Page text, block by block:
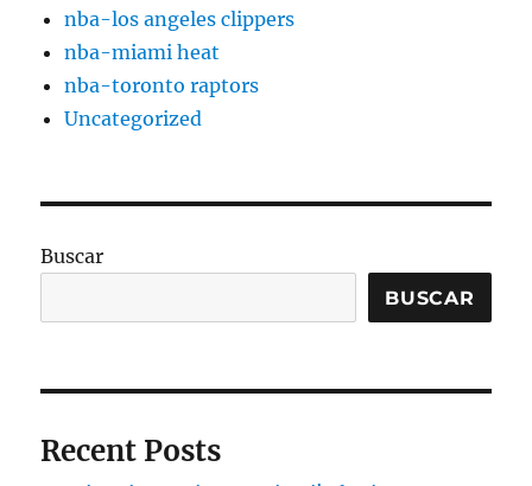
nba-los angeles clippers
nba-miami heat
nba-toronto raptors
Uncategorized
Buscar
BUSCAR
Recent Posts